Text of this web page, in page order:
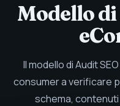
Modello
Il modello di Audit
consumer a verificare
schema,